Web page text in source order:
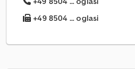
+49 8504 ... oglasi